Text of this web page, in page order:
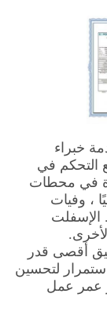
خبراء
التحكم في
في محطات
، وفيات
الإسفلت
أقصى قدر
لتحسين
عمر عمل